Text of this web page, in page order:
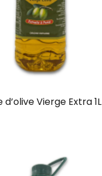
d’olive Vierge Extra 1L